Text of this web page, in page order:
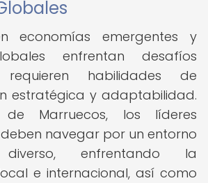
economías emergentes y
enfrentan desafíos
habilidades de
estratégica y adaptabilidad.
Marruecos, los líderes
navegar por un entorno
diverso, enfrentando la
e internacional, así como